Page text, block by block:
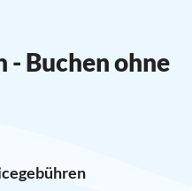
- Buchen ohne